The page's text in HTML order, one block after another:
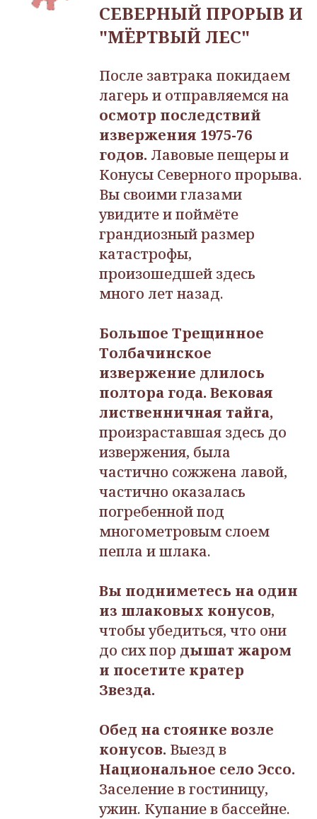
СЕВЕРНЫЙ ПРОРЫВ И
"МЁРТВЫЙ ЛЕС"
После завтрака покидаем
лагерь и отправляемся на
осмотр последствий
извержения 1975-76
годов. Лавовые пещеры и
Конусы Северного прорыва.
Вы своими глазами
увидите и поймёте
грандиозный размер
катастрофы,
произошедшей здесь
много лет назад.
Большое Трещинное
Толбачинское
извержение длилось
полтора года. Вековая
лиственничная тайга,
произраставшая здесь до
извержения, была
частично сожжена лавой,
частично оказалась
погребенной под
многометровым слоем
пепла и шлака.
Вы подниметесь на один
из шлаковых конусов,
чтобы убедиться, что они
до сих пор дышат жаром
и посетите кратер
Звезда.
Обед на стоянке возле
конусов. Выезд в
Национальное село Эссо.
Заселение в гостиницу,
ужин. Купание в бассейне.